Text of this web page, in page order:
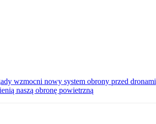
wzmocni nowy system obrony przed dronami
naszą obronę powietrzną